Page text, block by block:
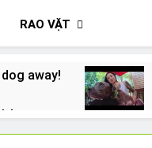
RAO VẶT
away!